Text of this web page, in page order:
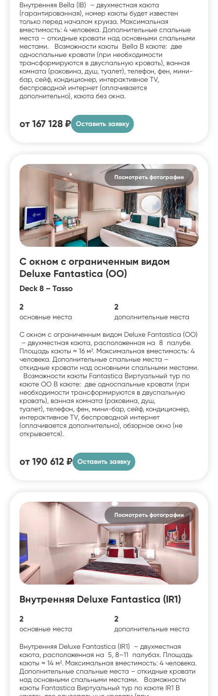
Внутренняя Bella (IB) – двухместная каюта
(гарантированная), номер каюты будет известен
только перед началом круиза. Максимальная
вместимость: 4 человека. Дополнительные спальные
места – откидные кровати над основными спальными
местами. Возможности каюты Bella В каюте: две
односпальные кровати (при необходимости
трансформируются в двуспальную кровать), ванная
комната (раковина, душ, туалет), телефон, фен, мини-
бар, сейф, кондиционер, интерактивное TV,
беспроводной интернет (оплачивается
дополнительно), каюта без окна.
от 167 128 ₽ Оставить заявку
Посмотреть фотографии
С окном с ограниченным видом
Deluxe Fantastica (OO)
Deck 8 – Tasso
2
основные места
2
дополнительные места
С окном с ограниченным видом Deluxe Fantastica (OO)
– двухместная каюта, расположенная на 8 палубе.
Площадь каюты ≈ 16 м². Максимальная вместимость: 4
человека. Дополнительные спальные места –
откидные кровати над основными спальными местами.
Возможности каюты Fantastica Виртуальный тур по
каюте OO В каюте: две односпальные кровати (при
необходимости трансформируются в двуспальную
кровать), ванная комната (раковина, душ,
туалет), телефон, фен, мини-бар, сейф, кондиционер,
интерактивное TV, беспроводной интернет
(оплачивается дополнительно), обзорное окно (не
открывается).
от 190 612 ₽ Оставить заявку
Посмотреть фотографии
Внутренняя Deluxe Fantastica (IR1)
2
основные места
2
дополнительные места
Внутренняя Deluxe Fantastica (IR1) – двухместная
каюта, расположенная на 5, 8–11 палубах. Площадь
каюты ≈ 14 м². Максимальная вместимость: 4 человека.
Дополнительные спальные места – откидные кровати
над основными спальными местами. Возможности
каюты Fantastica Виртуальный тур по каюте IR1 В